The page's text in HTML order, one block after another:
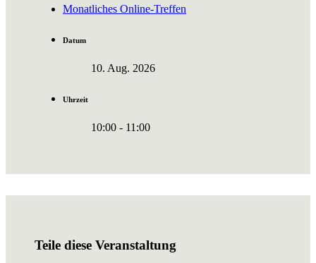
Monatliches Online-Treffen
Datum
10. Aug. 2026
Uhrzeit
10:00 - 11:00
Teile diese Veranstaltung